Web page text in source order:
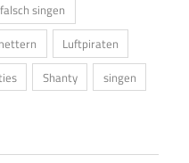
singen
Luftpiraten
Shanty
singen